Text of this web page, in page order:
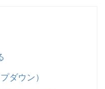
ダウン）